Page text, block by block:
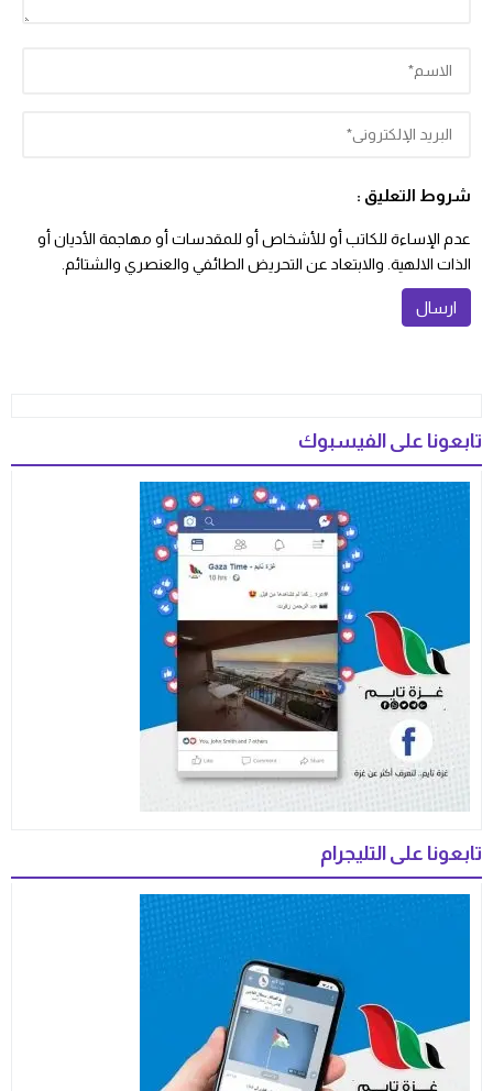
شروط التعليق :
عدم الإساءة للكاتب أو للأشخاص أو للمقدسات أو مهاجمة الأديان أو
الذات الالهية. والابتعاد عن التحريض الطائفي والعنصري والشتائم.
تابعونا على الفيسبوك
تابعونا على التليجرام